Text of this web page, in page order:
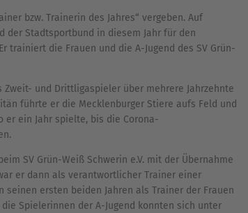
bzw. Trainerin des Jahres“ vergeben. Auf
der Stadtsportbund in diesem Jahr für den
trainiert die Frauen und die A-Jugend des SV Grün-
und Drittligaspieler über mehrere Jahrzehnte
führte er die Mecklenburger Stiere aufs Feld und
er ein Jahr spielte, bis die Corona-
SV Grün-Weiß Schwerin e.V. mit der Übernahme
er dann als verantwortlicher Trainer einer
ersten beiden Jahren als Trainer der Frauen
Spielerinnen der A-Jugend konnten sich unter